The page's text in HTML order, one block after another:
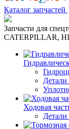
Каталог запчастей
Запчасти для
CATERPILLAR,
Ходовая
Детали